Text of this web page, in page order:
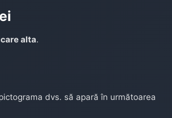
alta.
dvs. să apară în următoarea